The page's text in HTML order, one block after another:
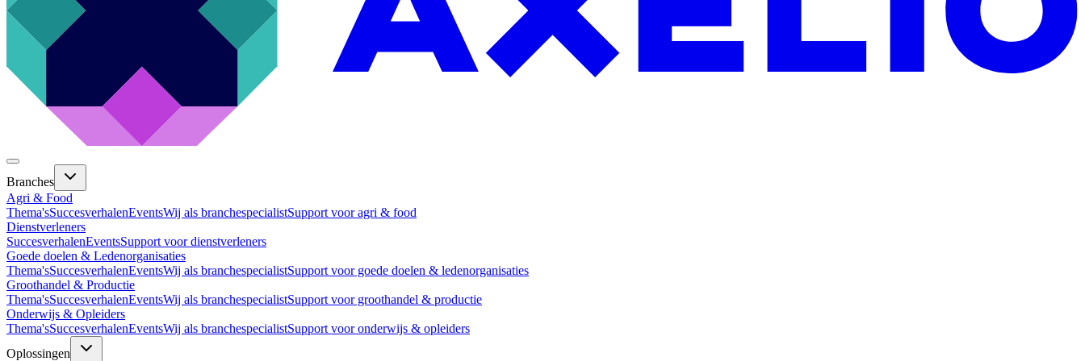
Branches
Agri & Food
Thema'sSuccesverhalenEventsWij als branchespecialistSupport voor agri & food
Dienstverleners
SuccesverhalenEventsSupport voor dienstverleners
Goede doelen & Ledenorganisaties
Thema'sSuccesverhalenEventsWij als branchespecialistSupport voor goede doelen & ledenorganisaties
Groothandel & Productie
Thema'sSuccesverhalenEventsWij als branchespecialistSupport voor groothandel & productie
Onderwijs & Opleiders
Thema'sSuccesverhalenEventsWij als branchespecialistSupport voor onderwijs & opleiders
Oplossingen